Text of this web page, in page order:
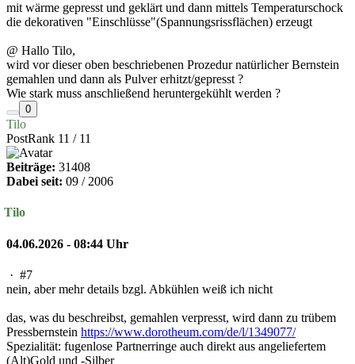
mit wärme gepresst und geklärt und dann mittels Temperaturschock
die dekorativen "Einschlüsse"(Spannungsrissflächen) erzeugt
@ Hallo Tilo,
wird vor dieser oben beschriebenen Prozedur natürlicher Bernstein
gemahlen und dann als Pulver erhitzt/gepresst ?
Wie stark muss anschließend heruntergekühlt werden ?
0
Tilo
PostRank 11 / 11
Beiträge: 31408
Dabei seit: 09 / 2006
Tilo
04.06.2026 - 08:44 Uhr
· #7
nein, aber mehr details bzgl. Abkühlen weiß ich nicht
das, was du beschreibst, gemahlen verpresst, wird dann zu trübem
Pressbernstein https://www.dorotheum.com/de/l/1349077/
Spezialität: fugenlose Partnerringe auch direkt aus angeliefertem
(Alt)Gold und -Silber